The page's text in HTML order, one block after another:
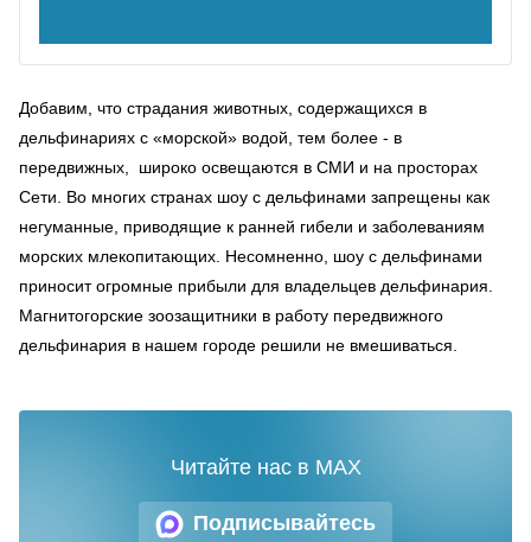
Добавим, что страдания животных, содержащихся в
дельфинариях с «морской» водой, тем более - в
передвижных, широко освещаются в СМИ и на просторах
Сети. Во многих странах шоу с дельфинами запрещены как
негуманные, приводящие к ранней гибели и заболеваниям
морских млекопитающих. Несомненно, шоу с дельфинами
приносит огромные прибыли для владельцев дельфинария.
Магнитогорские зоозащитники в работу передвижного
дельфинария в нашем городе решили не вмешиваться.
Подписывайтесь
Читайте нас в MAX